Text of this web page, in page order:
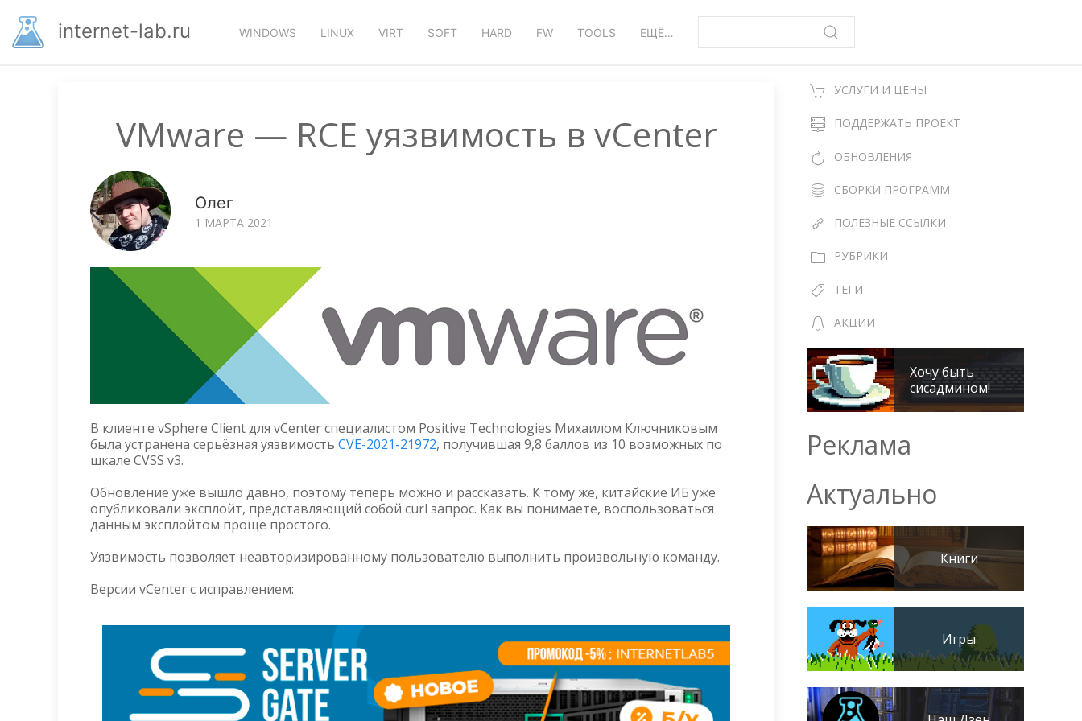
основномуinternet-lab.ru WINDOWS LINUX VIRT SOFT HARD FW TOOLS ЕЩЁ…
VMware — RCE уязвимость в vCenter
Олег
1 МАРТА 2021
В клиенте vSphere Client для vCenter специалистом Positive Technologies Михаилом Ключниковым
была устранена серьёзная уязвимость CVE-2021-21972, получившая 9,8 баллов из 10 возможных по
шкале CVSS v3.
Обновление уже вышло давно, поэтому теперь можно и рассказать. К тому же, китайские ИБ уже
опубликовали эксплойт, представляющий собой curl запрос. Как вы понимаете, воспользоваться
данным эксплойтом проще простого.
Уязвимость позволяет неавторизированному пользователю выполнить произвольную команду.
Версии vCenter с исправлением:
УСЛУГИ И ЦЕНЫ
ПОДДЕРЖАТЬ ПРОЕКТ
ОБНОВЛЕНИЯ
СБОРКИ ПРОГРАММ
ПОЛЕЗНЫЕ ССЫЛКИ
РУБРИКИ
ТЕГИ
АКЦИИ
Хочу быть
сисадмином!
Реклама
Актуально
Книги
Игры